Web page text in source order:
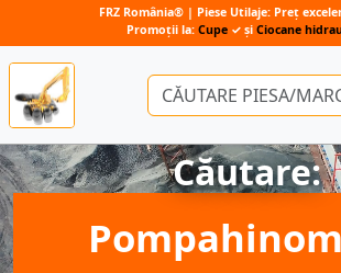
Căutare:
FRZ România® | Piese Utilaje: Preț
Promoții la: Cupe ✓ și Ciocane